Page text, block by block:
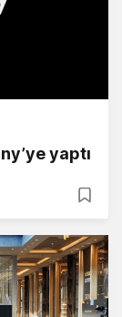
yaptı